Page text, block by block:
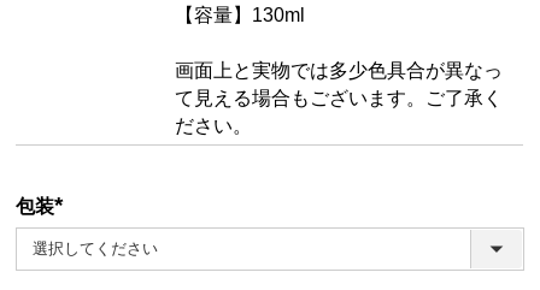
【容量】130ml
画面上と実物では多少色具合が異なっ
て見える場合もございます。ご了承く
ださい。
包装
(必
須)